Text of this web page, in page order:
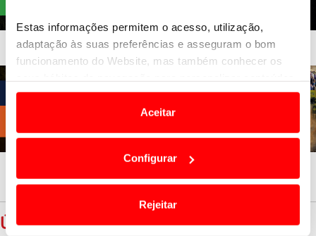
Estas informações permitem o acesso, utilização,
adaptação às suas preferências e asseguram o bom
funcionamento do Website, mas também conhecer os
e anúncios de modo a promover produtos e/ou serviços.
Em alguns casos, a utilização destas tecnologias
termos e a todo o tempo as suas preferências e limitando
o acesso a informações durante a navegação no
Aceitar
Configurar
Rejeitar
ÚLTIMAS